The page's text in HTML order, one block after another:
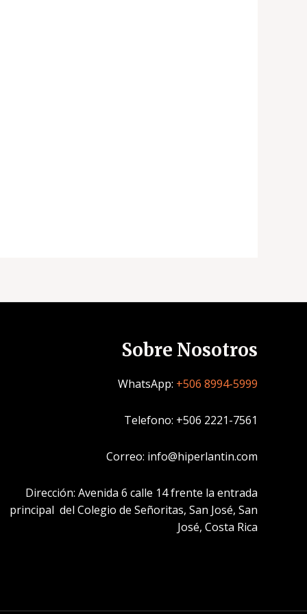
Sobre Nosotros
WhatsApp: +506 8994-5999
Telefono: +506 2221-7561
Correo: info@hiperlantin.com
Dirección: Avenida 6 calle 14 frente la entrada
principal del Colegio de Señoritas, San José, San
José, Costa Rica